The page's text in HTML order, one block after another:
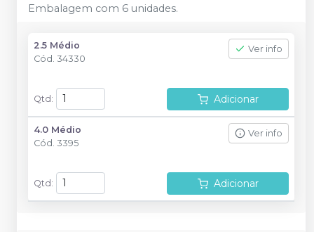
Embalagem com 6 unidades.
2.5 Médio
Cód. 34330
Ver info
Qtd : Adicionar
4.0 Médio
Cód. 3395
Ver info
Qtd : Adicionar